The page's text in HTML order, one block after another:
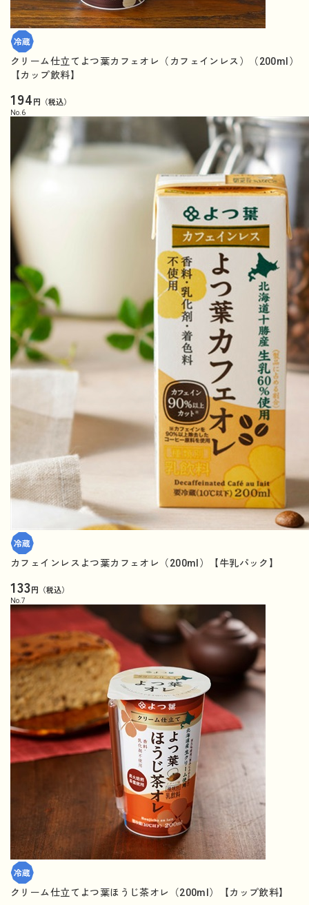
クリーム仕立てよつ葉カフェオレ（カフェインレス）（200ml）
【カップ飲料】
194円（税込）
No. 6
カフェインレスよつ葉カフェオレ（200ml）【牛乳パック】
133円（税込）
No. 7
クリーム仕立てよつ葉ほうじ茶オレ（200ml）【カップ飲料】